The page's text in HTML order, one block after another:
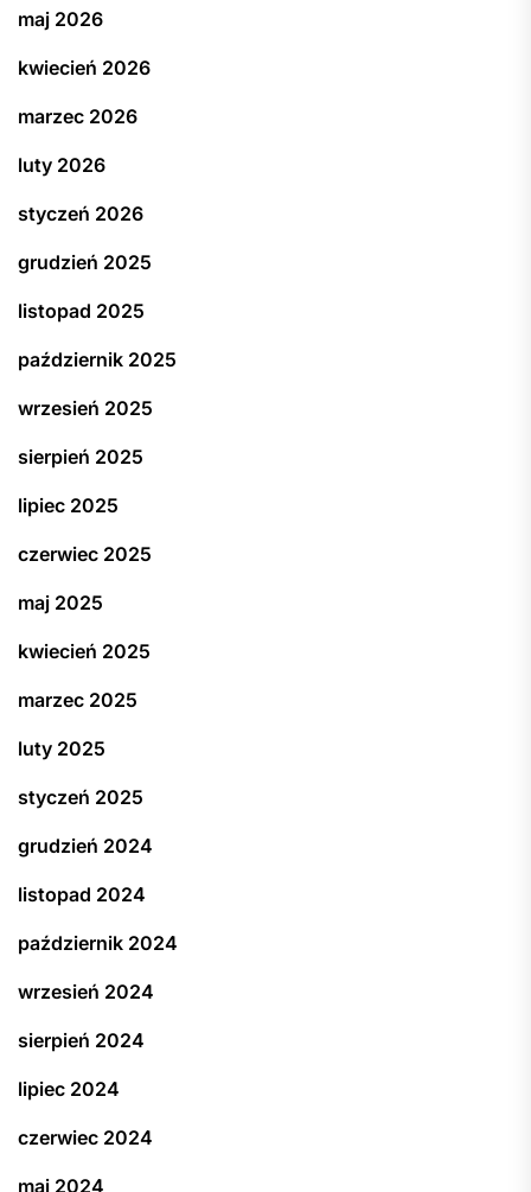
maj 2026
kwiecień 2026
marzec 2026
luty 2026
styczeń 2026
grudzień 2025
listopad 2025
październik 2025
wrzesień 2025
sierpień 2025
lipiec 2025
czerwiec 2025
maj 2025
kwiecień 2025
marzec 2025
luty 2025
styczeń 2025
grudzień 2024
listopad 2024
październik 2024
wrzesień 2024
sierpień 2024
lipiec 2024
czerwiec 2024
maj 2024